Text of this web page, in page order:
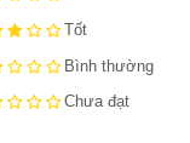
Tốt
Bình thường
Chưa đạt